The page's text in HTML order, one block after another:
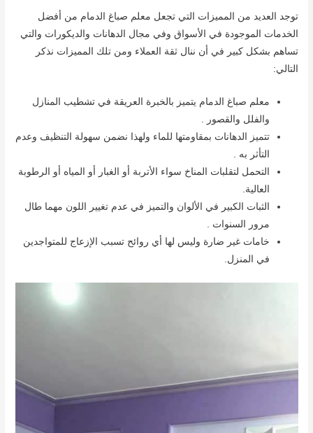
توجد العديد من المميزات التي تجعل معلم صباغ الدمام من أفضل
الخدمات الموجودة في الأسواق وفي مجال الدهانات والديكورات والتي
تساهم بشكل كبير في أن ننال ثقة العملاء ومن تلك المميزات نذكر
التالي:
معلم صباغ الدمام يتميز بالخبرة العريقة في تشطيب المنازل
والفلل والقصور .
تتميز الدهانات بمقاومتها للماء ولهذا نضمن سهولة التنظيف وعدم
التأثر به .
التحمل لتقلبات المناخ سواء الأتربة أو الغبار أو المياه أو الرطوبة
العالية.
الثبات الكبير في الألوان والتميز في عدم تغيير اللون مهما طال
مرور السنوات .
خامات غير ضارة وليس لها أي روائح تسبب الإزعاج للمتواجدين
في المنزل.